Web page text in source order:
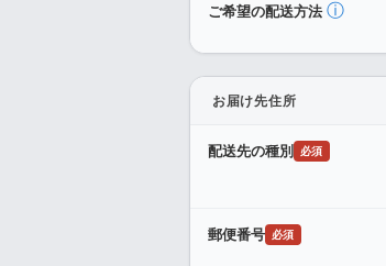
ご希望の配送方法 ⓘ
お届け先住所
配送先の種別 必須
郵便番号 必須